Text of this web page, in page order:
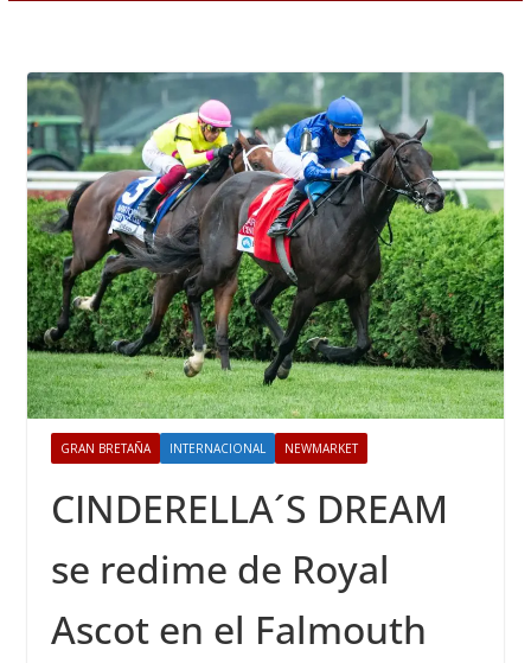
GRAN BRETAÑA INTERNACIONAL NEWMARKET
CINDERELLA´S DREAM
se redime de Royal
Ascot en el Falmouth